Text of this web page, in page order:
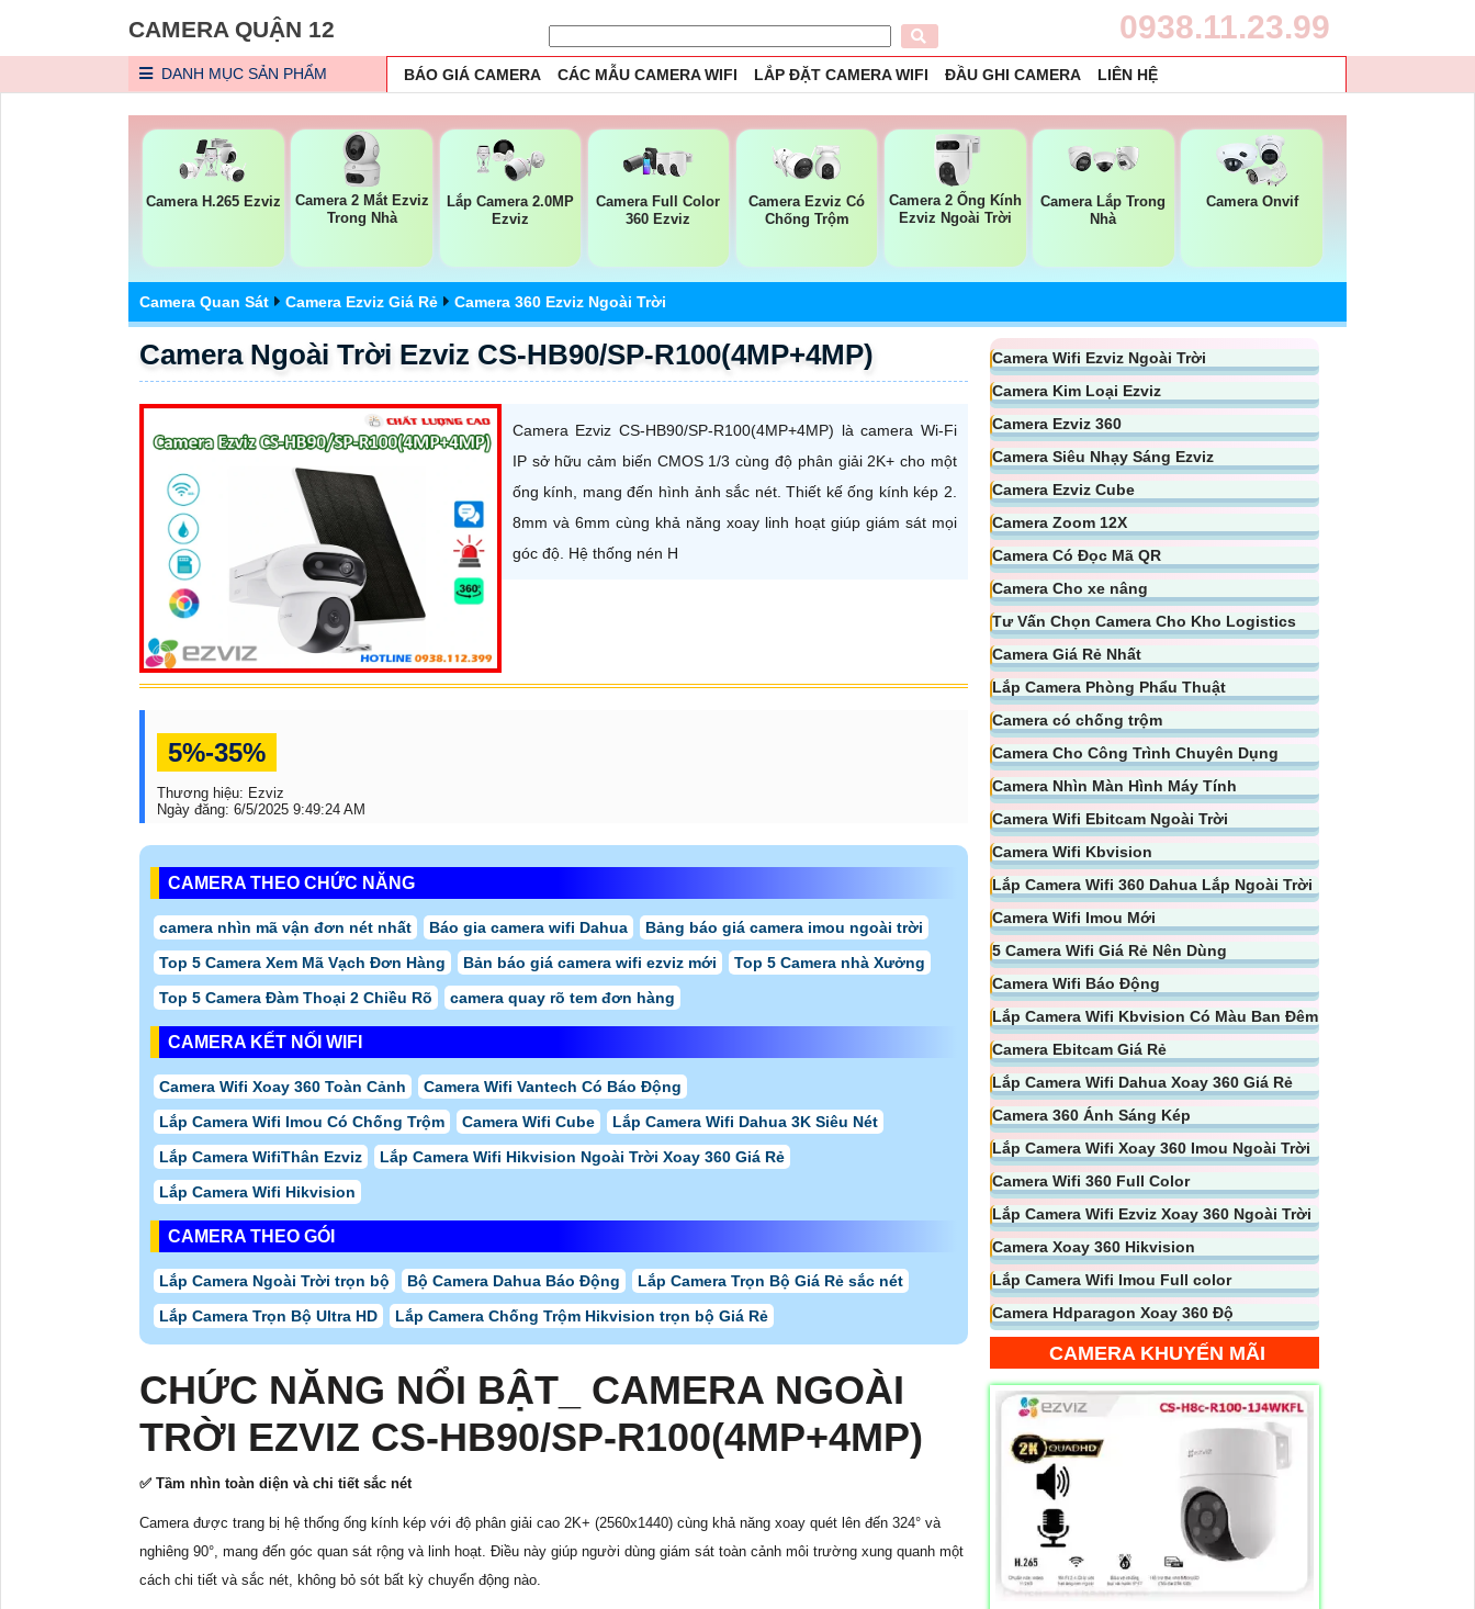
CAMERA QUẬN 12 0938.11.23.99
DANH MỤC SẢN PHẨM BÁO GIÁ CAMERA CÁC MẪU CAMERA WIFI LẮP ĐẶT CAMERA WIFI ĐẦU GHI CAMERA LIÊN HỆ
Camera H.265 Ezviz
Camera 2 Mắt Ezviz
Trong Nhà
Lắp Camera 2.0MP
Ezviz
Camera Full Color
360 Ezviz
Camera Ezviz Có
Chống Trộm
Camera 2 Ống Kính
Ezviz Ngoài Trời
Camera Lắp Trong
Nhà
Camera Onvif
Camera Quan Sát Camera Ezviz Giá Rẻ Camera 360 Ezviz Ngoài Trời
Camera Ngoài Trời Ezviz CS-HB90/SP-R100(4MP+4MP)
Camera Ezviz CS-HB90/SP-R100(4MP+4MP) là camera Wi-Fi
IP sở hữu cảm biến CMOS 1/3 cùng độ phân giải 2K+ cho một
ống kính, mang đến hình ảnh sắc nét. Thiết kế ống kính kép 2.
8mm và 6mm cùng khả năng xoay linh hoạt giúp giám sát mọi
góc độ. Hệ thống nén H
5%-35%
Thương hiệu: Ezviz
Ngày đăng: 6/5/2025 9:49:24 AM
CAMERA THEO CHỨC NĂNG
camera nhìn mã vận đơn nét nhất Báo gia camera wifi Dahua
Bảng báo giá camera imou ngoài trời
Top 5 Camera Xem Mã Vạch Đơn Hàng
Bản báo giá camera wifi ezviz mới
Top 5 Camera nhà Xưởng
Top 5 Camera Đàm Thoại 2 Chiều Rõ
camera quay rõ tem đơn hàng
CAMERA KẾT NỐI WIFI
Camera Wifi Xoay 360 Toàn Cảnh
Camera Wifi Vantech Có Báo Động
Lắp Camera Wifi Imou Có Chống Trộm
Camera Wifi Cube
Lắp Camera Wifi Dahua 3K Siêu Nét
Lắp Camera WifiThân Ezviz
Lắp Camera Wifi Hikvision Ngoài Trời Xoay 360 Giá Rẻ
Lắp Camera Wifi Hikvision
CAMERA THEO GÓI
Lắp Camera Ngoài Trời trọn bộ Bộ Camera Dahua Báo Động
Lắp Camera Trọn Bộ Giá Rẻ sắc nét
Lắp Camera Trọn Bộ Ultra HD
Lắp Camera Chống Trộm Hikvision trọn bộ Giá Rẻ
CHỨC NĂNG NỔI BẬT_ CAMERA NGOÀI
TRỜI EZVIZ CS-HB90/SP-R100(4MP+4MP)
✅ Tầm nhìn toàn diện và chi tiết sắc nét
Camera được trang bị hệ thống ống kính kép với độ phân giải cao 2K+ (2560x1440) cùng khả năng xoay quét lên đến 324° và
nghiêng 90°, mang đến góc quan sát rộng và linh hoạt. Điều này giúp người dùng giám sát toàn cảnh môi trường xung quanh một
cách chi tiết và sắc nét, không bỏ sót bất kỳ chuyển động nào.
Camera Wifi Ezviz Ngoài Trời
Camera Kim Loại Ezviz
Camera Ezviz 360
Camera Siêu Nhạy Sáng Ezviz
Camera Ezviz Cube
Camera Zoom 12X
Camera Có Đọc Mã QR
Camera Cho xe nâng
Tư Vấn Chọn Camera Cho Kho Logistics
Camera Giá Rẻ Nhất
Lắp Camera Phòng Phẩu Thuật
Camera có chống trộm
Camera Cho Công Trình Chuyên Dụng
Camera Nhìn Màn Hình Máy Tính
Camera Wifi Ebitcam Ngoài Trời
Camera Wifi Kbvision
Lắp Camera Wifi 360 Dahua Lắp Ngoài Trời
Camera Wifi Imou Mới
5 Camera Wifi Giá Rẻ Nên Dùng
Camera Wifi Báo Động
Lắp Camera Wifi Kbvision Có Màu Ban Đêm
Camera Ebitcam Giá Rẻ
Lắp Camera Wifi Dahua Xoay 360 Giá Rẻ
Camera 360 Ánh Sáng Kép
Lắp Camera Wifi Xoay 360 Imou Ngoài Trời
Camera Wifi 360 Full Color
Lắp Camera Wifi Ezviz Xoay 360 Ngoài Trời
Camera Xoay 360 Hikvision
Lắp Camera Wifi Imou Full color
Camera Hdparagon Xoay 360 Độ
CAMERA KHUYẾN MÃI